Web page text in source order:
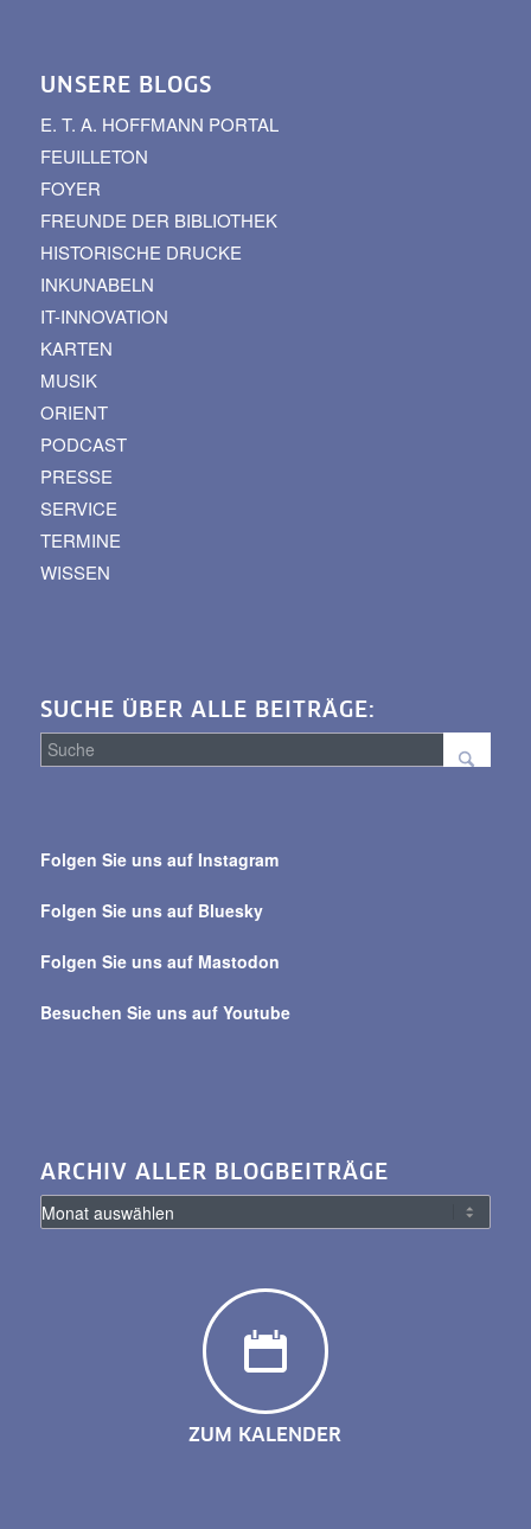
UNSERE BLOGS
E. T. A. HOFFMANN PORTAL
FEUILLETON
FOYER
FREUNDE DER BIBLIOTHEK
HISTORISCHE DRUCKE
INKUNABELN
IT-INNOVATION
KARTEN
MUSIK
ORIENT
PODCAST
PRESSE
SERVICE
TERMINE
WISSEN
SUCHE ÜBER ALLE BEITRÄGE:
alle
Folgen Sie uns auf Instagram
Folgen Sie uns auf Bluesky
Folgen Sie uns auf Mastodon
Besuchen Sie uns auf Youtube
ARCHIV ALLER BLOGBEITRÄGE
ZUM KALENDER